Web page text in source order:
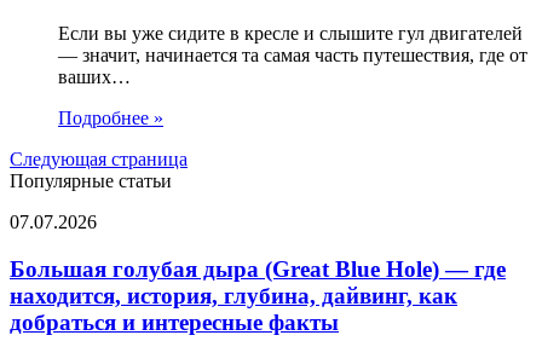
Если вы уже сидите в кресле и слышите гул двигателей
— значит, начинается та самая часть путешествия, где от
ваших…
Подробнее »
Следующая страница
Популярные статьи
Большая
дыра
(Great
Blue
Hole)
07.07.2026
Большая голубая дыра (Great Blue Hole) — где
находится, история, глубина, дайвинг, как
добраться и интересные факты